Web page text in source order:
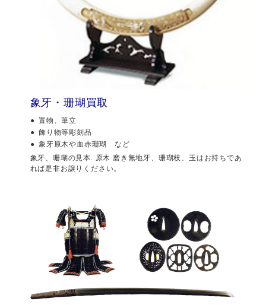
象牙・珊瑚買取
置物、筆立
飾り物等彫刻品
象牙原木や血赤珊瑚 など
象牙、珊瑚の見本. 原木 磨き無地牙、珊瑚枝、玉はお持ちであ
れば是非お譲りください。